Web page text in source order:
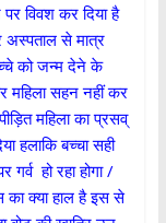
विवश कर दिया है
से मात्र
को जन्म देने के
महिला सहन नहीं कर
महिला का प्रसव्
हलाकि बच्चा सही
हो रहा होगा /
क्या हाल है इस से